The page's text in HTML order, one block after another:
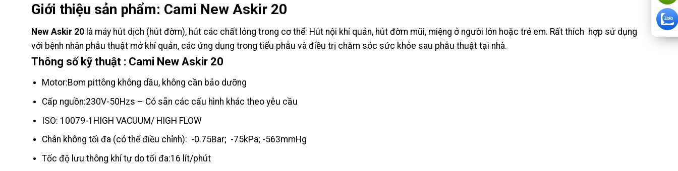
Giới thiệu sản phẩm: Cami New Askir 20
New Askir 20 là máy hút dịch (hút đờm), hút các chất lỏng trong cơ thể: Hút nội khí quản, hút đờm mũi, miệng ở người lớn hoặc trẻ em. Rất thích hợp sử dụng
với bệnh nhân phẫu thuật mở khí quản, các ứng dụng trong tiểu phẫu và điều trị chăm sóc sức khỏe sau phẫu thuật tại nhà.
Thông số kỹ thuật : Cami New Askir 20
Motor:Bơm pittông không dầu, không cần bảo dưỡng
Cấp nguồn:230V-50Hzs – Có sẵn các cấu hình khác theo yêu cầu
ISO: 10079-1HIGH VACUUM/ HIGH FLOW
Chân không tối đa (có thể điều chỉnh): -0.75Bar; -75kPa; -563mmHg
Tốc độ lưu thông khí tự do tối đa:16 lít/phút